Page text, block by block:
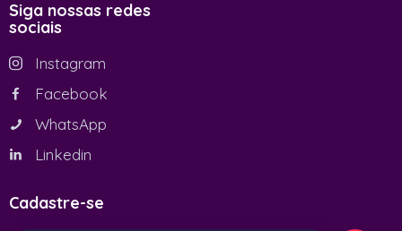
Siga nossas redes
sociais
Instagram
Facebook
WhatsApp
Linkedin
Cadastre-se